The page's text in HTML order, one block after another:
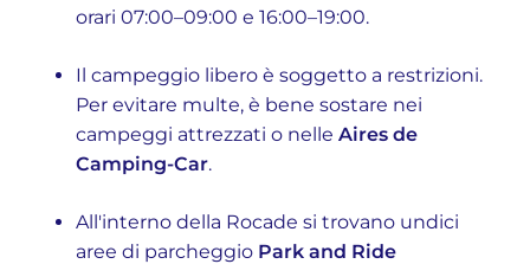
orari 07:00–09:00 e 16:00–19:00.
Il campeggio libero è soggetto a restrizioni.
Per evitare multe, è bene sostare nei
campeggi attrezzati o nelle Aires de
Camping-Car.
All'interno della Rocade si trovano undici
aree di parcheggio Park and Ride